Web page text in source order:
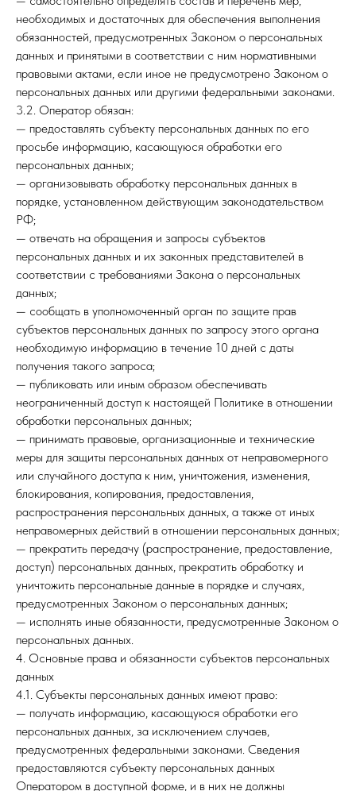
необходимых и достаточных для обеспечения выполнения
обязанностей, предусмотренных Законом о персональных
данных и принятыми в соответствии с ним нормативными
правовыми актами, если иное не предусмотрено Законом о
персональных данных или другими федеральными законами.
3.2. Оператор обязан:
— предоставлять субъекту персональных данных по его
просьбе информацию, касающуюся обработки его
персональных данных;
— организовывать обработку персональных данных в
порядке, установленном действующим законодательством
РФ;
— отвечать на обращения и запросы субъектов
персональных данных и их законных представителей в
соответствии с требованиями Закона о персональных
данных;
— сообщать в уполномоченный орган по защите прав
субъектов персональных данных по запросу этого органа
необходимую информацию в течение 10 дней с даты
получения такого запроса;
— публиковать или иным образом обеспечивать
неограниченный доступ к настоящей Политике в отношении
обработки персональных данных;
— принимать правовые, организационные и технические
меры для защиты персональных данных от неправомерного
или случайного доступа к ним, уничтожения, изменения,
блокирования, копирования, предоставления,
распространения персональных данных, а также от иных
неправомерных действий в отношении персональных данных;
— прекратить передачу (распространение, предоставление,
доступ) персональных данных, прекратить обработку и
уничтожить персональные данные в порядке и случаях,
предусмотренных Законом о персональных данных;
— исполнять иные обязанности, предусмотренные Законом о
персональных данных.
4. Основные права и обязанности субъектов персональных
данных
4.1. Субъекты персональных данных имеют право:
— получать информацию, касающуюся обработки его
персональных данных, за исключением случаев,
предусмотренных федеральными законами. Сведения
предоставляются субъекту персональных данных
Оператором в доступной форме, и в них не должны